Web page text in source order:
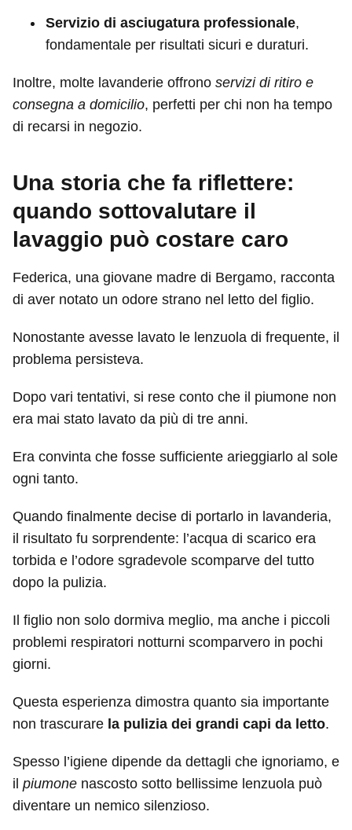
Servizio di asciugatura professionale,
fondamentale per risultati sicuri e duraturi.
Inoltre, molte lavanderie offrono servizi di ritiro e
consegna a domicilio, perfetti per chi non ha tempo
di recarsi in negozio.
Una storia che fa riflettere:
quando sottovalutare il
lavaggio può costare caro
Federica, una giovane madre di Bergamo, racconta
di aver notato un odore strano nel letto del figlio.
Nonostante avesse lavato le lenzuola di frequente, il
problema persisteva.
Dopo vari tentativi, si rese conto che il piumone non
era mai stato lavato da più di tre anni.
Era convinta che fosse sufficiente arieggiarlo al sole
ogni tanto.
Quando finalmente decise di portarlo in lavanderia,
il risultato fu sorprendente: l’acqua di scarico era
torbida e l’odore sgradevole scomparve del tutto
dopo la pulizia.
Il figlio non solo dormiva meglio, ma anche i piccoli
problemi respiratori notturni scomparvero in pochi
giorni.
Questa esperienza dimostra quanto sia importante
non trascurare la pulizia dei grandi capi da letto.
Spesso l’igiene dipende da dettagli che ignoriamo, e
il piumone nascosto sotto bellissime lenzuola può
diventare un nemico silenzioso.